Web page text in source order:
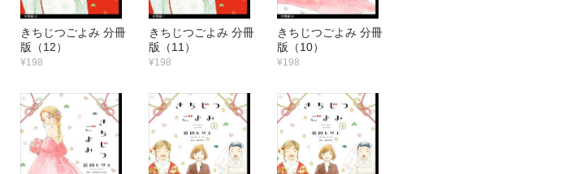
きちじつごよみ 分冊
版（12）
¥198
きちじつごよみ 分冊
版（11）
¥198
きちじつごよみ 分冊
版（10）
¥198